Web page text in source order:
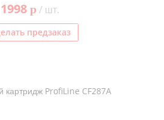
1998 p/ шт.
предзаказ
картридж ProfiLine CF287A